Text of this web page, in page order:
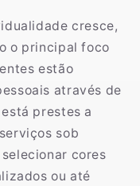
cresce,
o principal foco
estão
através de
prestes a
sob
cores
ou até